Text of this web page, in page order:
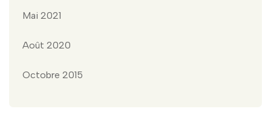
Mai 2021
Août 2020
Octobre 2015